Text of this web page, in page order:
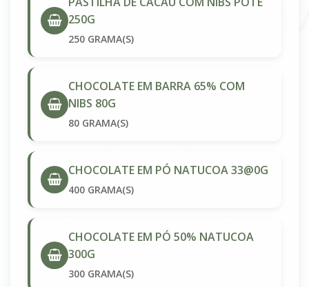
250G
250 GRAMA(S)
CHOCOLATE EM BARRA 65% COM
NIBS 80G
80 GRAMA(S)
CHOCOLATE EM PÓ NATUCOA 33@0G
400 GRAMA(S)
CHOCOLATE EM PÓ 50% NATUCOA
300G
300 GRAMA(S)